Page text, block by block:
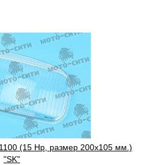
(15 Hp, размер 200х105 мм.)
"SK"